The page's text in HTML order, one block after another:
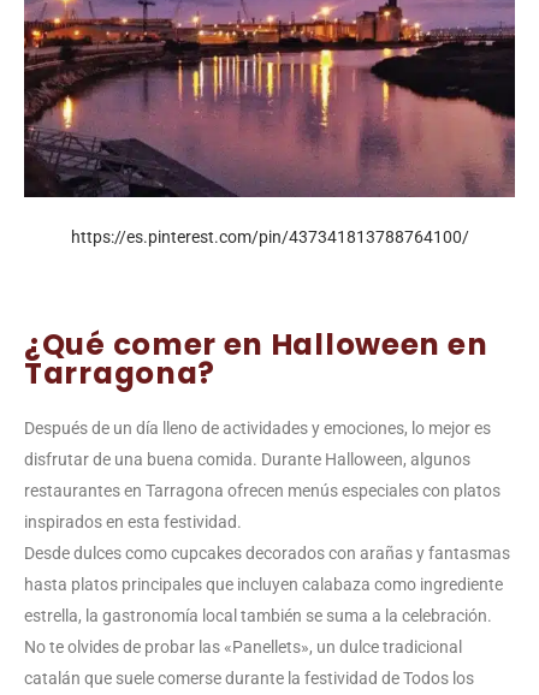
https://es.pinterest.com/pin/437341813788764100/
¿Qué comer en Halloween en
Tarragona?
Después de un día lleno de actividades y emociones, lo mejor es
disfrutar de una buena comida. Durante Halloween, algunos
restaurantes en Tarragona ofrecen menús especiales con platos
inspirados en esta festividad.
Desde dulces como cupcakes decorados con arañas y fantasmas
hasta platos principales que incluyen calabaza como ingrediente
estrella, la gastronomía local también se suma a la celebración.
No te olvides de probar las «Panellets», un dulce tradicional
catalán que suele comerse durante la festividad de Todos los